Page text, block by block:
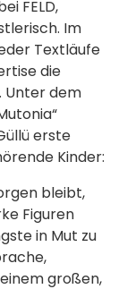
FELD,
Im
Textläufe
die
Unter dem
erste
Kinder:
bleibt,
Figuren
in Mut zu
großen,